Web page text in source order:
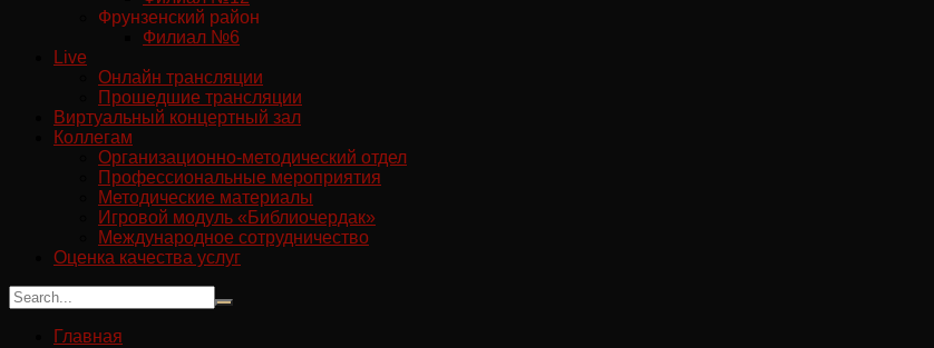
Фрунзенский район
Филиал №6
Live
Онлайн трансляции
Прошедшие трансляции
Виртуальный концертный зал
Коллегам
Организационно-методический отдел
Профессиональные мероприятия
Методические материалы
Игровой модуль «Библиочердак»
Международное сотрудничество
Оценка качества услуг
Главная